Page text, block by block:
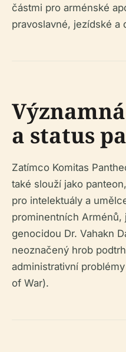
částmi pro arménské
pravoslavné, jezídské a
a status
Zatímco Komitas
také slouží jako
pro intelektuály a
prominentních Arménů,
genocidou Dr. Vahakn
neoznačený hrob
administrativní
of War).